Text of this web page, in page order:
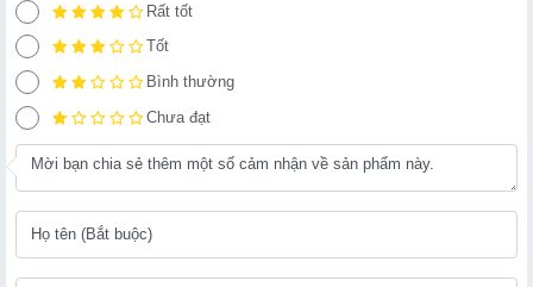
Rất tốt
Tốt
Bình thường
Chưa đạt